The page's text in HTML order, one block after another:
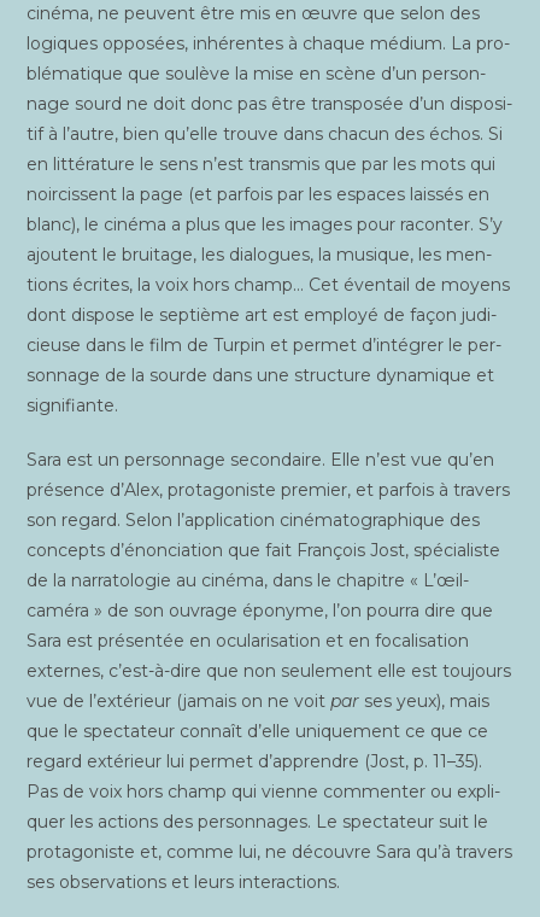
ciné­ma, ne peuvent être mis en œuvre que selon des
logiques oppo­sées, inhé­rentes à chaque médium. La pro­
blé­ma­tique que sou­lève la mise en scène d’un per­son­
nage sourd ne doit donc pas être trans­po­sée d’un dis­po­si­
tif à l’autre, bien qu’elle trouve dans cha­cun des échos. Si
en lit­té­ra­ture le sens n’est trans­mis que par les mots qui
noir­cissent la page (et par­fois par les espaces lais­sés en
blanc), le ciné­ma a plus que les images pour racon­ter. S’y
ajoutent le brui­tage, les dia­logues, la musique, les men­
tions écrites, la voix hors champ… Cet éven­tail de moyens
dont dis­pose le sep­tième art est employé de façon judi­
cieuse dans le film de Tur­pin et per­met d’intégrer le per­
son­nage de la sourde dans une struc­ture dyna­mique et
signifiante.
Sara est un per­son­nage secon­daire. Elle n’est vue qu’en
pré­sence d’Alex, pro­ta­go­niste pre­mier, et par­fois à tra­vers
son regard. Selon l’application ciné­ma­to­gra­phique des
concepts d’énonciation que fait Fran­çois Jost, spé­cia­liste
de la nar­ra­to­lo­gie au ciné­ma, dans le cha­pitre « L’œil-
caméra » de son ouvrage épo­nyme, l’on pour­ra dire que
Sara est pré­sen­tée en ocu­la­ri­sa­tion et en foca­li­sa­tion
externes, c’est-à-dire que non seule­ment elle est tou­jours
vue de l’extérieur (jamais on ne voit par ses yeux), mais
que le spec­ta­teur connaît d’elle uni­que­ment ce que ce
regard exté­rieur lui per­met d’apprendre (Jost, p. 11–35).
Pas de voix hors champ qui vienne com­men­ter ou expli­
quer les actions des per­son­nages. Le spec­ta­teur suit le
pro­ta­go­niste et, comme lui, ne découvre Sara qu’à tra­vers
ses obser­va­tions et leurs interactions.